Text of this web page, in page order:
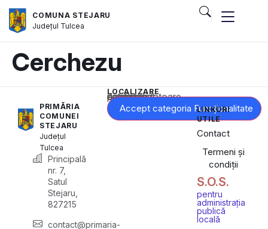
COMUNA STEJARU
Județul Tulcea
Cerchezu
PRIMĂRIA
COMUNEI
STEJARU
Județul
Tulcea
Principală
nr. 7,
Satul
Stejaru,
827215
contact@primaria-
LOCALIZARE
Acest conținut este blocat până când acceptați categoria corespunzătoare de cookie-uri.
Accept categoria Funcționalitate
LINKURI
UTILE
Contact
Termeni și
condiții
S.O.S.
pentru
administrația
publică
locală